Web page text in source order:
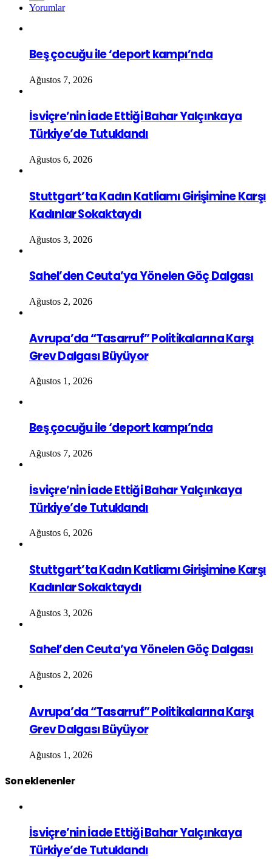
Yorumlar
Beş çocuğu ile ‘deport kampı’nda
Ağustos 7, 2026
İsviçre’nin İade Ettiği Bahar Yalçınkaya
Türkiye’de Tutuklandı
Ağustos 6, 2026
Stuttgart’ta Kadın Katliamı Girişimine Karşı
Kadınlar Sokaktaydı
Ağustos 3, 2026
Sahel’den Ceuta’ya Yönelen Göç Dalgası
Ağustos 2, 2026
Avrupa’da “Tasarruf” Politikalarına Karşı
Grev Dalgası Büyüyor
Ağustos 1, 2026
Beş çocuğu ile ‘deport kampı’nda
Ağustos 7, 2026
İsviçre’nin İade Ettiği Bahar Yalçınkaya
Türkiye’de Tutuklandı
Ağustos 6, 2026
Stuttgart’ta Kadın Katliamı Girişimine Karşı
Kadınlar Sokaktaydı
Ağustos 3, 2026
Sahel’den Ceuta’ya Yönelen Göç Dalgası
Ağustos 2, 2026
Avrupa’da “Tasarruf” Politikalarına Karşı
Grev Dalgası Büyüyor
Ağustos 1, 2026
Son eklenenler
İsviçre’nin İade Ettiği Bahar Yalçınkaya
Türkiye’de Tutuklandı